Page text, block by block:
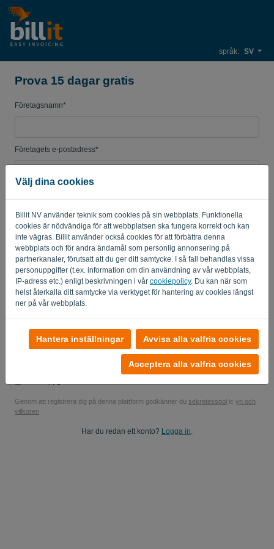
Välj dina cookies
Billit NV använder teknik som cookies på sin webbplats. Funktionella
cookies är nödvändiga för att webbplatsen ska fungera korrekt och kan
inte vägras. Billit använder också cookies för att förbättra denna
webbplats och för andra ändamål som personlig annonsering på
partnerkanaler, förutsatt att du ger ditt samtycke. I så fall behandlas vissa
personuppgifter (t.ex. information om din användning av vår webbplats,
IP-adress etc.) enligt beskrivningen i vår cookiepolicy. Du kan när som
helst återkalla ditt samtycke via verktyget för hantering av cookies längst
ner på vår webbplats.
Hantera inställningar Avvisa alla valfria cookies
Acceptera alla valfria cookies
språk: SV
Prova 15 dagar gratis
Företagsnamn*
Företagets e-postadress*
Land
Ja, du kan skicka mina produktuppdateringar..
Ja, du kan skicka mig marknadsföringsuppdateringar.
Starta din kostnadsfria provperiod
Inga strängar bifogade! 100% engagemangsfritt
Genom att registrera dig på denna plattform godkänner du sekretesspol ic yn och
villkoren
Har du redan ett konto? Logga in.